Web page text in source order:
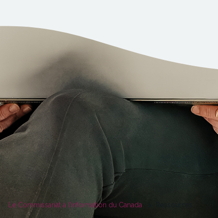
You
Le Commissariat à l’information du Canada